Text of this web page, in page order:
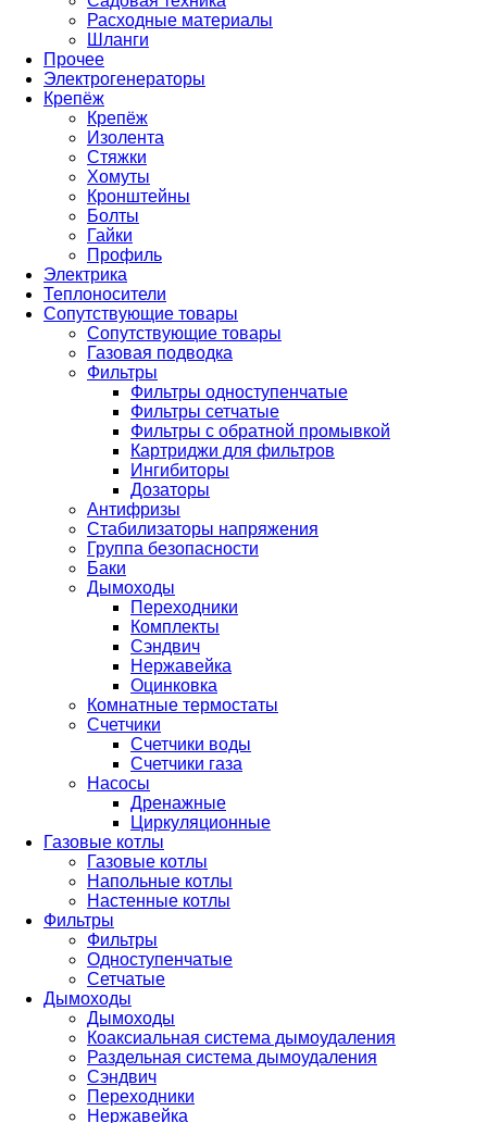
Расходные материалы
Шланги
Прочее
Электрогенераторы
Крепёж
Крепёж
Изолента
Стяжки
Хомуты
Кронштейны
Болты
Гайки
Профиль
Электрика
Теплоносители
Сопутствующие товары
Сопутствующие товары
Газовая подводка
Фильтры
Фильтры одноступенчатые
Фильтры сетчатые
Фильтры с обратной промывкой
Картриджи для фильтров
Ингибиторы
Дозаторы
Антифризы
Стабилизаторы напряжения
Группа безопасности
Баки
Дымоходы
Переходники
Комплекты
Сэндвич
Нержавейка
Оцинковка
Комнатные термостаты
Счетчики
Счетчики воды
Счетчики газа
Насосы
Дренажные
Циркуляционные
Газовые котлы
Газовые котлы
Напольные котлы
Настенные котлы
Фильтры
Фильтры
Одноступенчатые
Сетчатые
Дымоходы
Дымоходы
Коаксиальная система дымоудаления
Раздельная система дымоудаления
Сэндвич
Переходники
Нержавейка